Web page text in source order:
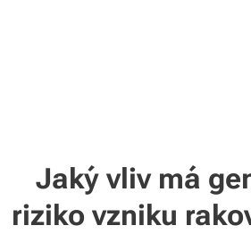
Jaký vliv má
riziko vzniku